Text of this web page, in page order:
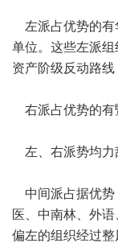
左派占优势的有
单位。这些左派
资产阶级反动路线
右派占优势的有
左、右派势均力
中间派占据优势
医、中南林、外
偏左的组织经过